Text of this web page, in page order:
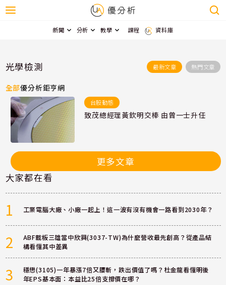
新聞 分析 教學 課程 資料庫
光學檢測 最新文章 熱門文章
全部優分析鉅亨網
台股動態
致茂總經理黃欽明交棒 由曾一士升任
更多文章
大家都在看
1 工業電腦大廠、小廠一起上！這一波有沒有機會一路看到2030年？
2
ABF載板三雄當中欣興(3037-TW)為什麼營收最先創高？從產品結
構看懂其中差異
3
穩懋(3105)一年暴漲7倍又腰斬，跌出價值了嗎？杜金龍看懂明後
年EPS基本面：本益比25倍支撐價在哪？